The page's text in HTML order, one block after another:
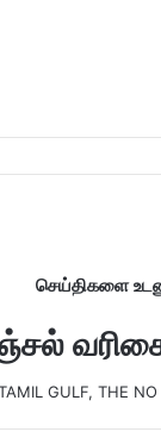
செய்திகளை
GULF, THE